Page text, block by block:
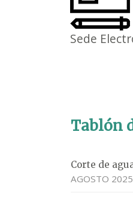
Sede
Tablón
Corte de
AGOSTO 2025